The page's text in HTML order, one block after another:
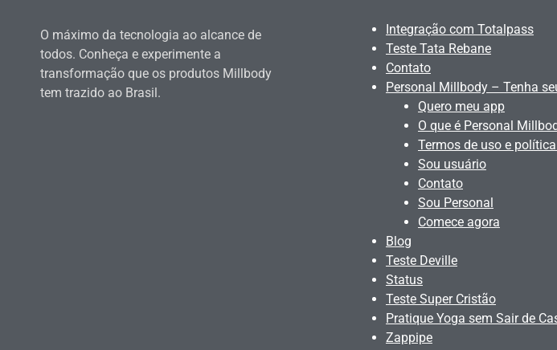
O máximo da tecnologia ao alcance de
todos. Conheça e experimente a
transformação que os produtos Millbody
tem trazido ao Brasil.
Integração com Totalpass
Teste Tata Rebane
Contato
Personal Millbody – Tenha
Quero meu app
O que é Personal
Termos de uso e
Sou usuário
Contato
Sou Personal
Comece agora
Blog
Teste Deville
Status
Teste Super Cristão
Pratique Yoga sem Sair de
Zappipe